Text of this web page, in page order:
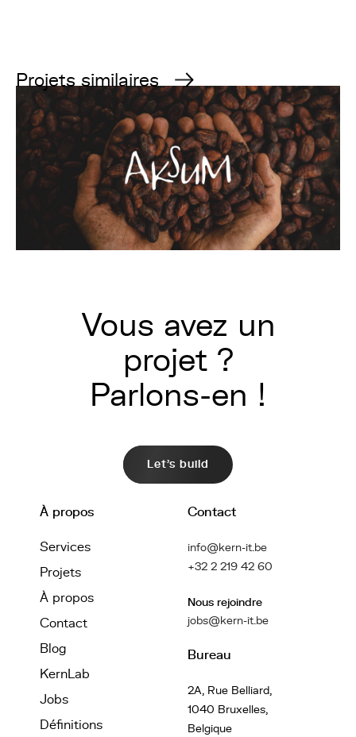
Projets similaires
Vous avez un
projet ?
Parlons-en !
Let's build
À propos
Services
Projets
À propos
Contact
Blog
KernLab
Jobs
Définitions
Contact
info@kern-it.be
+32 2 219 42 60
Nous rejoindre
jobs@kern-it.be
Bureau
2A, Rue Belliard,
1040 Bruxelles,
Belgique